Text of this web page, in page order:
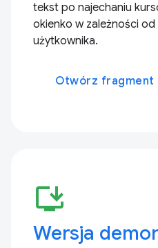
tekst po najechaniu
okienko w zależności od
użytkownika.
Otwórz fragment
install_desktop
Wersja